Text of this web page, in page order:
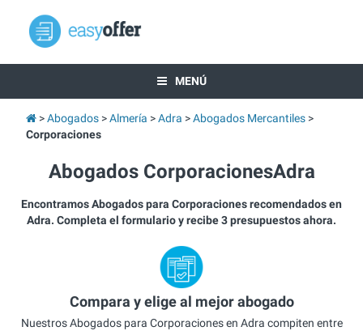
MENÚ
Abogados Almería Adra
Abogados Mercantiles
Corporaciones
Abogados CorporacionesAdra
Encontramos Abogados para Corporaciones recomendados en
Adra. Completa el formulario y recibe 3 presupuestos ahora.
Compara y elige al mejor abogado
Nuestros Abogados para Corporaciones en Adra compiten entre